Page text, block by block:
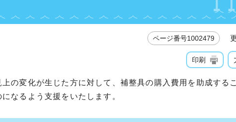
ページ番号1002479 更
印刷
の変化が生じた方に対して、補整具の購入費用を助成する
なるよう支援をいたします。